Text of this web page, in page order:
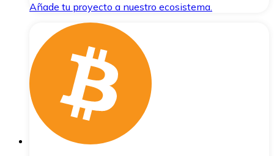
Añade tu proyecto a nuestro ecosistema.